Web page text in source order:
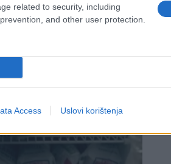
related to security, including
and other user protection.
Access Uslovi korištenja
bi imali seks!